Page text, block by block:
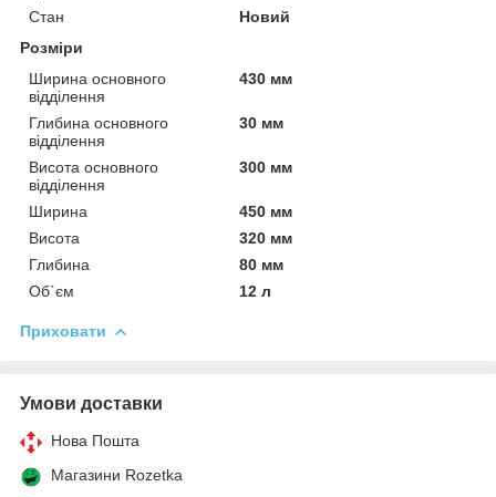
Стан
Новий
Розміри
Ширина основного
відділення
430 мм
Глибина основного
відділення
30 мм
Висота основного
відділення
300 мм
Ширина
450 мм
Висота
320 мм
Глибина
80 мм
Об`єм
12 л
Приховати
Умови доставки
Нова Пошта
Магазини Rozetka